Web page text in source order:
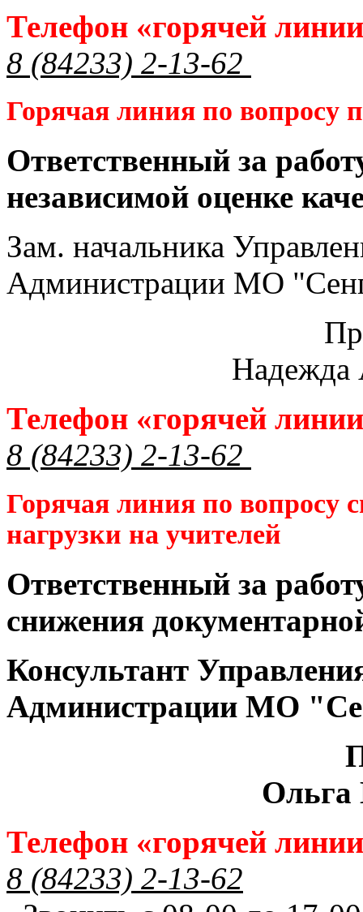
Телефон «горячей
8 (84233) 2-13-62
Горячая линия по вопросу
Ответственный за
независимой оценке
Зам. начальника
Администрации МО
Надежда
Телефон «горячей
8 (84233) 2-13-62
Горячая линия по вопросу
нагрузки на учителей
Ответственный за
снижения
Консультант
Администрации МО
Ольга
Телефон «горячей
8 (84233) 2-13-62